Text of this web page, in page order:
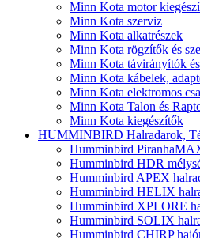
Minn Kota motor
Minn Kota szerviz
Minn Kota alkatrészek
Minn Kota rögzítők és
Minn Kota távirányítók
Minn Kota kábelek,
Minn Kota elektromos
Minn Kota Talon és
Minn Kota kiegészítők
HUMMINBIRD Halradarok,
Humminbird
Humminbird HDR
Humminbird APEX
Humminbird HELIX
Humminbird XPLORE
Humminbird SOLIX
Humminbird CHIRP